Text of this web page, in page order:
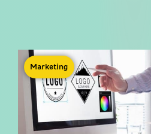
Marketing